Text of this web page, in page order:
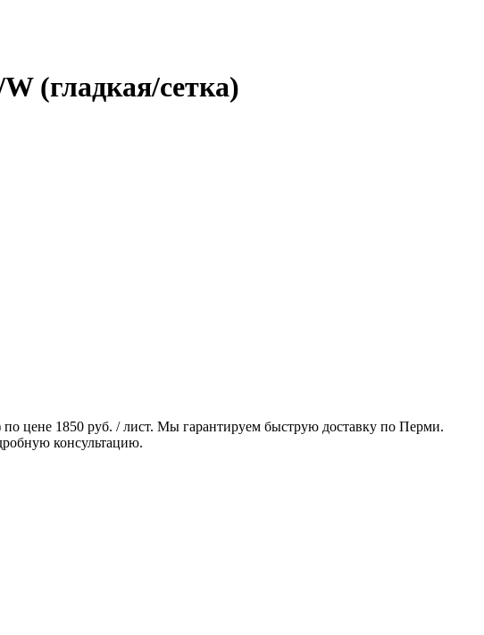
(гладкая/сетка)
цене 1850 руб. / лист. Мы гарантируем быструю доставку по Перми.
консультацию.